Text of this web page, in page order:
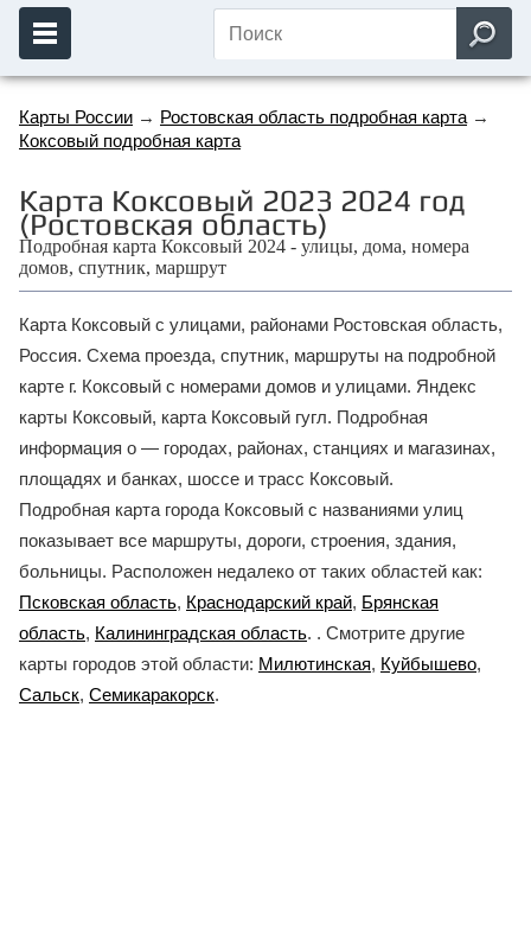
Карты России → Ростовская область подробная карта →
Коксовый подробная карта
Карта Коксовый 2023 2024 год
(Ростовская область)
Подробная карта Коксовый 2024 - улицы, дома, номера
домов, спутник, маршрут
Карта Коксовый с улицами, районами Ростовская область,
Россия. Схема проезда, спутник, маршруты на подробной
карте г. Коксовый с номерами домов и улицами. Яндекс
карты Коксовый, карта Коксовый гугл. Подробная
информация о — городах, районах, станциях и магазинах,
площадях и банках, шоссе и трасс Коксовый.
Подробная карта города Коксовый с названиями улиц
показывает все маршруты, дороги, строения, здания,
больницы. Расположен недалеко от таких областей как:
Псковская область, Краснодарский край, Брянская
область, Калининградская область. . Смотрите другие
карты городов этой области: Милютинская, Куйбышево,
Сальск, Семикаракорск.